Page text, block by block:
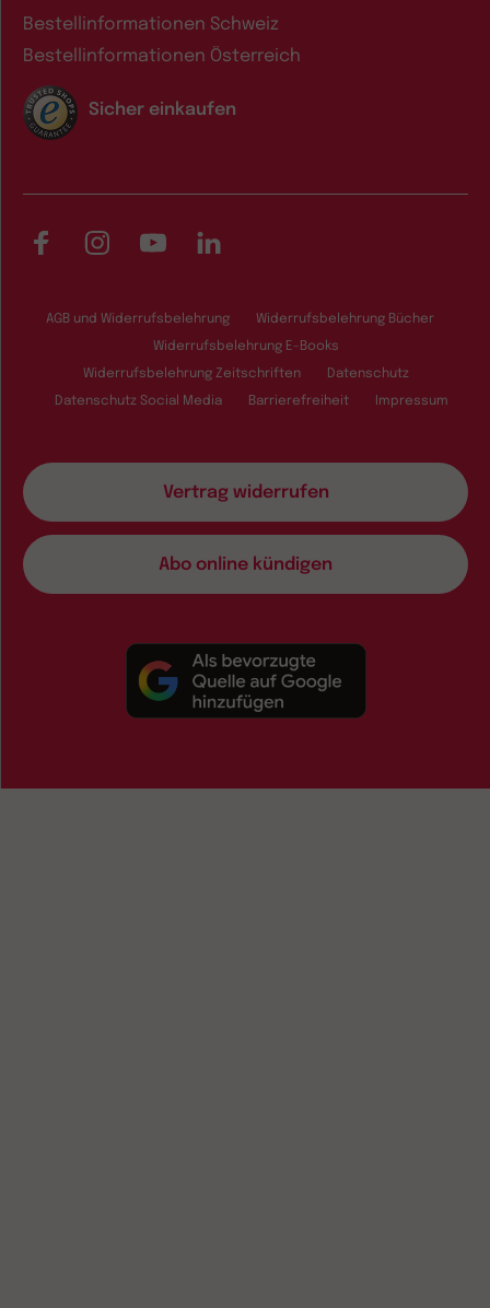
Bestellinformationen Schweiz
Bestellinformationen Österreich
Sicher einkaufen
FacebookInstagramYouTubeLinkedIn
AGB und Widerrufsbelehrung Widerrufsbelehrung Bücher
Widerrufsbelehrung E-Books
Widerrufsbelehrung Zeitschriften Datenschutz
Datenschutz Social Media Barrierefreiheit Impressum
Vertrag widerrufen
Abo online kündigen